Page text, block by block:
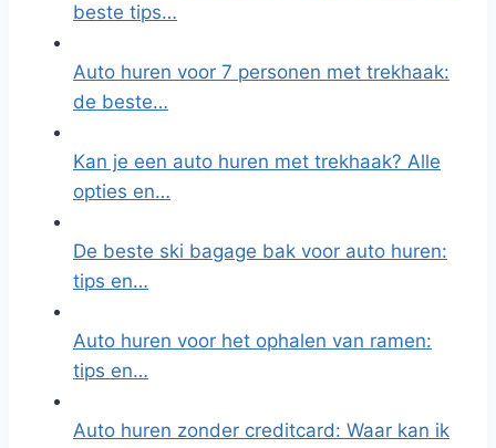
beste tips…
Auto huren voor 7 personen met trekhaak:
de beste…
Kan je een auto huren met trekhaak? Alle
opties en…
De beste ski bagage bak voor auto huren:
tips en…
Auto huren voor het ophalen van ramen:
tips en…
Auto huren zonder creditcard: Waar kan ik